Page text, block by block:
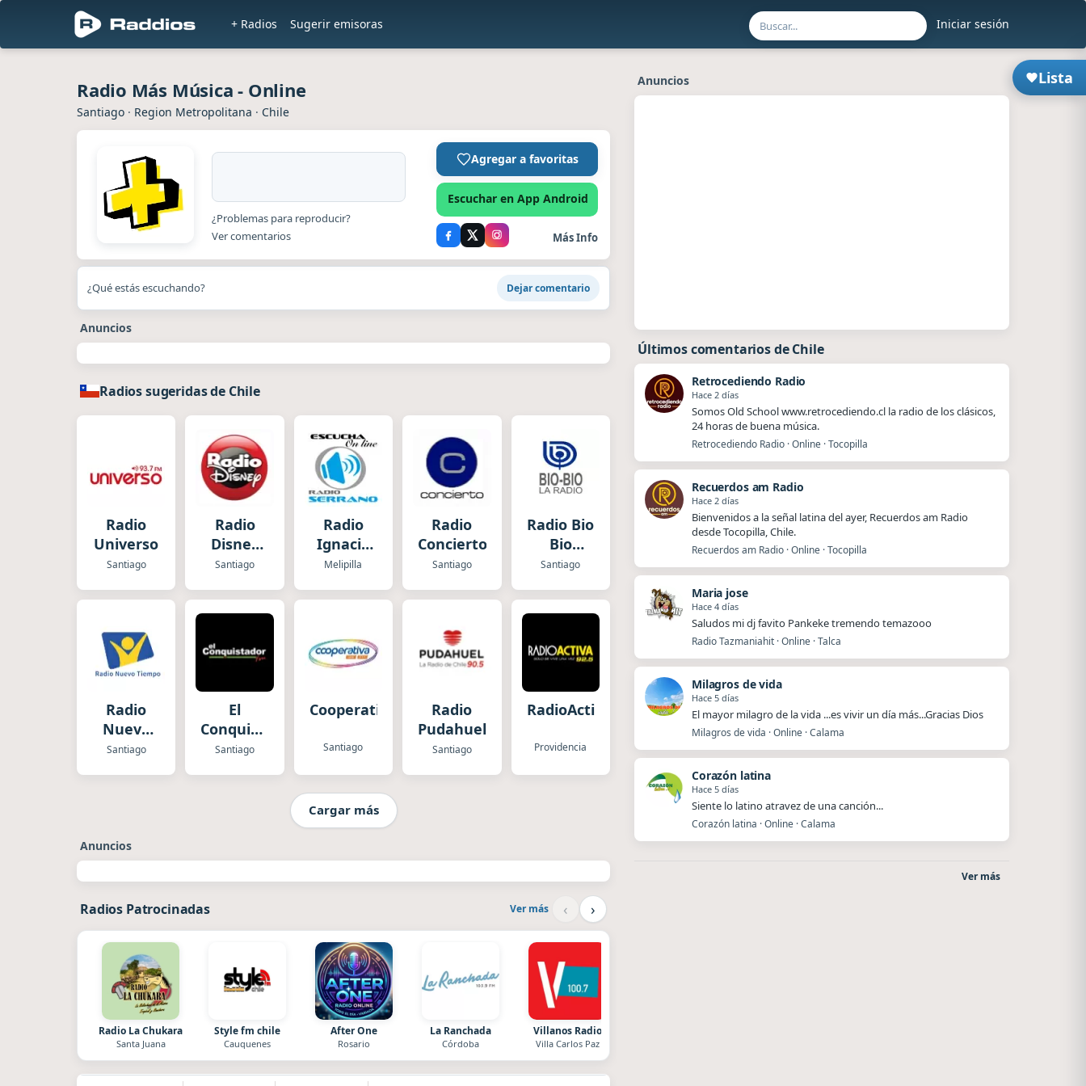
Iniciar sesión
+ Radios Sugerir emisoras
Lista
Radio Más Música - Online
Santiago · Region Metropolitana · Chile
¿Problemas para reproducir?
Ver comentarios
Agregar a favoritas
Escuchar en App Android
Más Info
¿Qué estás escuchando? Dejar comentario
Anuncios
Radios sugeridas de Chile
Radio
Universo
Santiago
Radio
Disney
Chile
Santiago
Radio
Ignacio
Serrano
Melipilla
Radio
Concierto
Santiago
Radio Bio
Bio
Santiago
Santiago
Radio
Nuevo
Tiempo
Santiago
El
Conquistador
Santiago
Santiago
Cooperativa
Santiago
Radio
Pudahuel
Santiago
RadioActiva
Providencia
Cargar más
Anuncios
Radios Patrocinadas Ver más ‹ ›
Radio La Chukara
Santa Juana
Style fm chile
Cauquenes
After One
Rosario
La Ranchada
Córdoba
Villanos Radio
Villa Carlos Paz
Anuncios
Últimos comentarios de Chile
Retrocediendo Radio
Hace 2 días
Somos Old School www.retrocediendo.cl la radio de los clásicos,
24 horas de buena música.
Retrocediendo Radio · Online · Tocopilla
Recuerdos am Radio
Hace 2 días
Bienvenidos a la señal latina del ayer, Recuerdos am Radio
desde Tocopilla, Chile.
Recuerdos am Radio · Online · Tocopilla
Maria jose
Hace 4 días
Saludos mi dj favito Pankeke tremendo temazooo
Radio Tazmaniahit · Online · Talca
Milagros de vida
Hace 5 días
El mayor milagro de la vida ...es vivir un día más...Gracias Dios
Milagros de vida · Online · Calama
Corazón latina
Hace 5 días
Siente lo latino atravez de una canción...
Corazón latina · Online · Calama
Ver más